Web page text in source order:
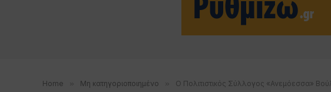
Home » Μη κατηγοριοποιημένο » Ο Πολιτιστικός Σύλλογος «Ανεμόεσσα»